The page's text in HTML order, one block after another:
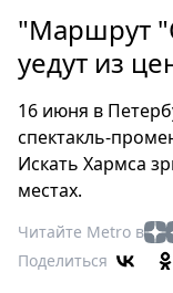
Мир
Еда
Туризм
Театр
Кино
Афиша
"Маршрут
уедут из
16 июня в
спектакль-
Искать Хармса
местах.
Читайте Metro в
Поделиться